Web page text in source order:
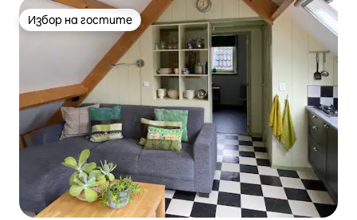
Избор на гостите
Избор на гостите